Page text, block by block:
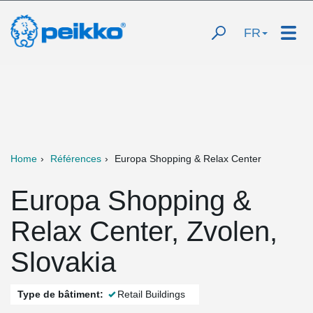
FR
Home Références Europa Shopping & Relax Center
Europa Shopping &
Relax Center, Zvolen,
Slovakia
Type de bâtiment: Retail Buildings